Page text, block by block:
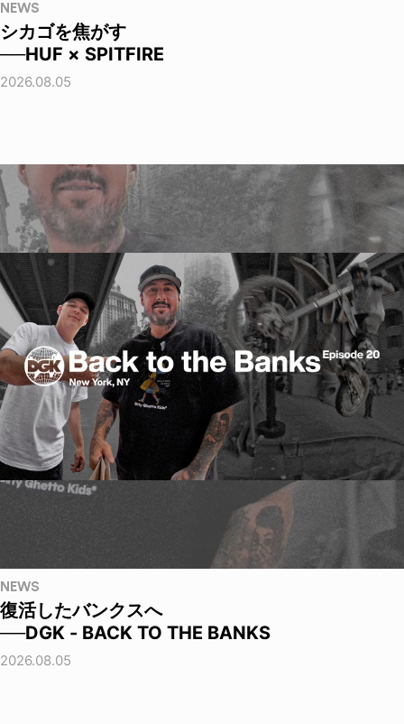
NEWS
シカゴを焦がす
──HUF × SPITFIRE
2026.08.05
NEWS
復活したバンクスへ
──DGK - BACK TO THE BANKS
2026.08.05